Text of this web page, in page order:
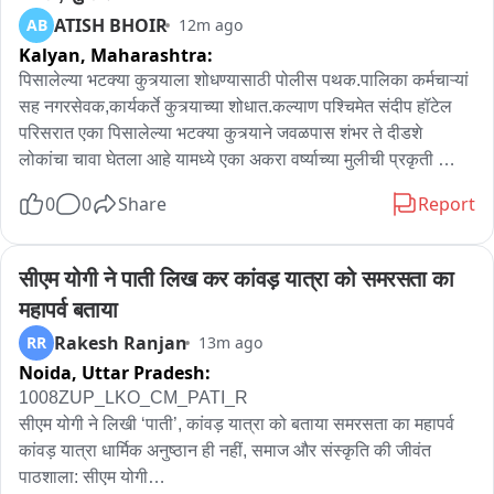
AB ATISH BHOIR 12m ago
Kalyan, Maharashtra:
पिसालेल्या भटक्या कुत्र्याला शोधण्यासाठी पोलीस पथक.पालिका कर्मचाऱ्यां
सह नगरसेवक,कार्यकर्ते कुत्र्याच्या शोधात.कल्याण पश्चिमेत संदीप हॉटेल
परिसरात एका पिसालेल्या भटक्या कुत्र्याने जवळपास शंभर ते दीडशे
लोकांचा चावा घेतला आहे यामध्ये एका अकरा वर्ष्याच्या मुलीची प्रकृती
घेण्यासाठी नगरसेवक व कार्यकर्ते पालिका कर्मचारी व कल्याणच्या खडकपाडा
शोधण्यासाठी परिसरात फिरत आहे. हा कुत्रा कोणाला दिसला तर आम्हाला
संपर्क साधा असे आवाहन करत नागरिकांना करत आहे त्यामुळे या परिसरात
नागरिकांन मध्ये भीतीचे पसरले आहे.
0 0 Share Report
सीएम योगी ने पाती लिख कर कांवड़ यात्रा को समरसता का
महापर्व बताया
RR Rakesh Ranjan 13m ago
Noida, Uttar Pradesh:
1008ZUP_LKO_CM_PATI_R
सीएम योगी ने लिखी ‘पाती’, कांवड़ यात्रा को बताया समरसता का महापर्व
कांवड़ यात्रा धार्मिक अनुष्ठान ही नहीं, समाज और संस्कृति की जीवंत
पाठशाला: सीएम योगी